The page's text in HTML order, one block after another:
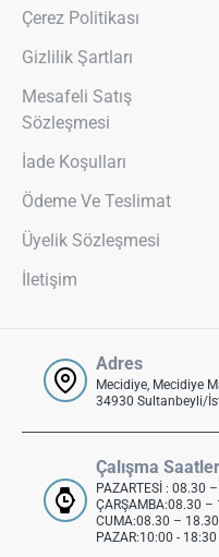
Çerez Politikası
Gizlilik Şartları
Mesafeli Satış
Sözleşmesi
İade Koşulları
Ödeme Ve Teslimat
Üyelik Sözleşmesi
İletişim
Adres
Mecidiye, Mecidiye
34930 Sultanbeyli/
Çalışma
PAZARTESİ : 08.30
ÇARŞAMBA:08.30 –
CUMA:08.30 –
PAZAR:10:00 - 18:30